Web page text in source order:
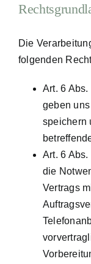
Die
folgenden
Art. 6
geben
speichern
Art. 6
die
Vertrags